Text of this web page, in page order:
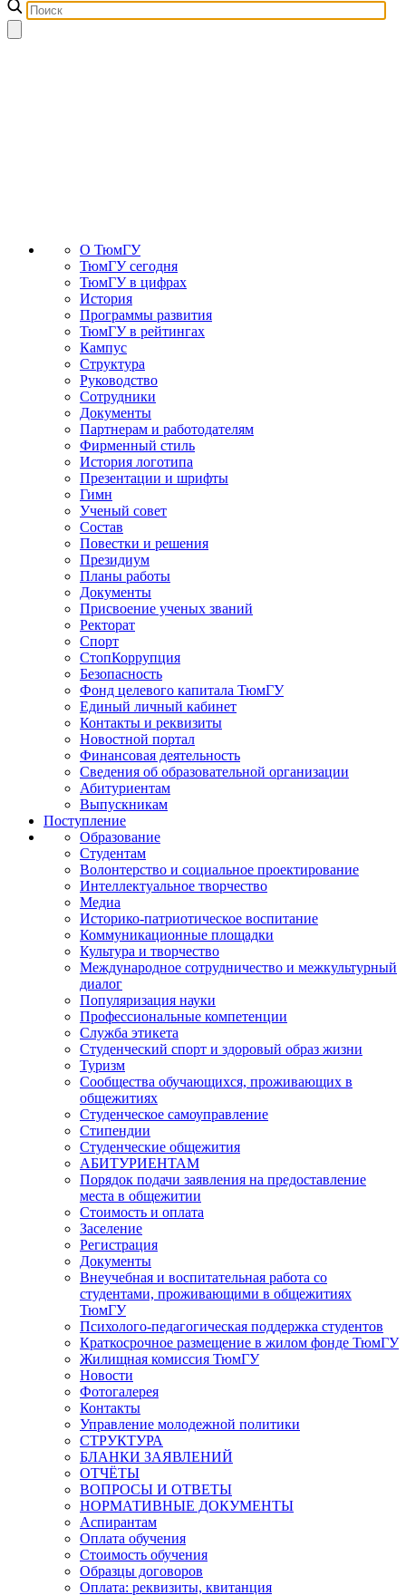
О ТюмГУ
ТюмГУ сегодня
ТюмГУ в цифрах
История
Программы развития
ТюмГУ в рейтингах
Кампус
Структура
Руководство
Сотрудники
Документы
Партнерам и работодателям
Фирменный стиль
История логотипа
Презентации и шрифты
Гимн
Ученый совет
Состав
Повестки и решения
Президиум
Планы работы
Документы
Присвоение ученых званий
Ректорат
Спорт
СтопКоррупция
Безопасность
Фонд целевого капитала ТюмГУ
Единый личный кабинет
Контакты и реквизиты
Новостной портал
Финансовая деятельность
Сведения об образовательной организации
Абитуриентам
Выпускникам
Поступление
Образование
Студентам
Волонтерство и социальное проектирование
Интеллектуальное творчество
Медиа
Историко-патриотическое воспитание
Коммуникационные площадки
Культура и творчество
Международное сотрудничество и межкультурный
диалог
Популяризация науки
Профессиональные компетенции
Служба этикета
Студенческий спорт и здоровый образ жизни
Туризм
Сообщества обучающихся, проживающих в
общежитиях
Студенческое самоуправление
Стипендии
Студенческие общежития
АБИТУРИЕНТАМ
Порядок подачи заявления на предоставление
места в общежитии
Стоимость и оплата
Заселение
Регистрация
Документы
Внеучебная и воспитательная работа со
студентами, проживающими в общежитиях
ТюмГУ
Психолого-педагогическая поддержка студентов
Краткосрочное размещение в жилом фонде ТюмГУ
Жилищная комиссия ТюмГУ
Новости
Фотогалерея
Контакты
Управление молодежной политики
СТРУКТУРА
БЛАНКИ ЗАЯВЛЕНИЙ
ОТЧЁТЫ
ВОПРОСЫ И ОТВЕТЫ
НОРМАТИВНЫЕ ДОКУМЕНТЫ
Аспирантам
Оплата обучения
Стоимость обучения
Образцы договоров
Оплата: реквизиты, квитанция